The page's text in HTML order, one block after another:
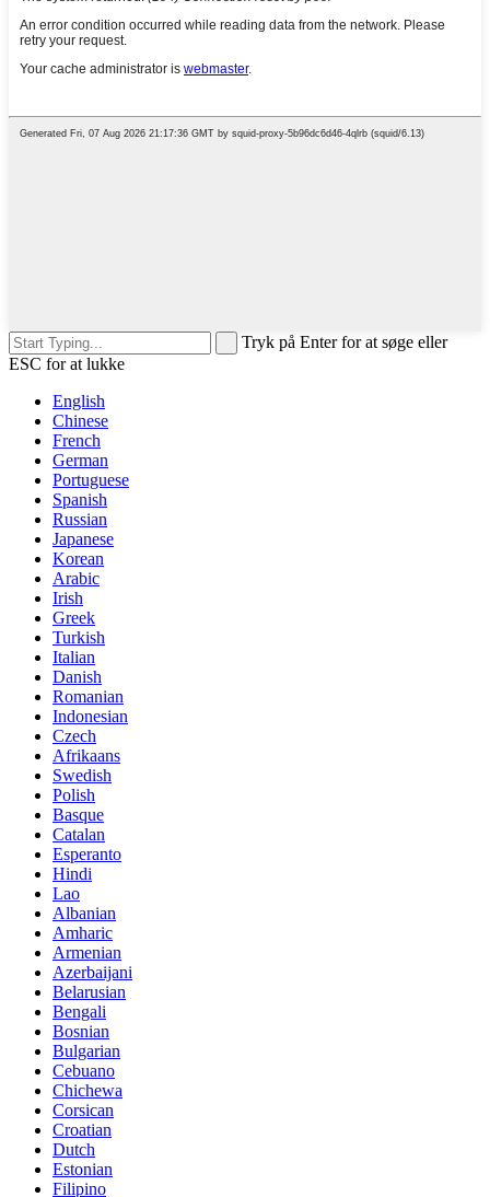
Tryk på Enter for at søge eller
ESC for at lukke
English
Chinese
French
German
Portuguese
Spanish
Russian
Japanese
Korean
Arabic
Irish
Greek
Turkish
Italian
Danish
Romanian
Indonesian
Czech
Afrikaans
Swedish
Polish
Basque
Catalan
Esperanto
Hindi
Lao
Albanian
Amharic
Armenian
Azerbaijani
Belarusian
Bengali
Bosnian
Bulgarian
Cebuano
Chichewa
Corsican
Croatian
Dutch
Estonian
Filipino